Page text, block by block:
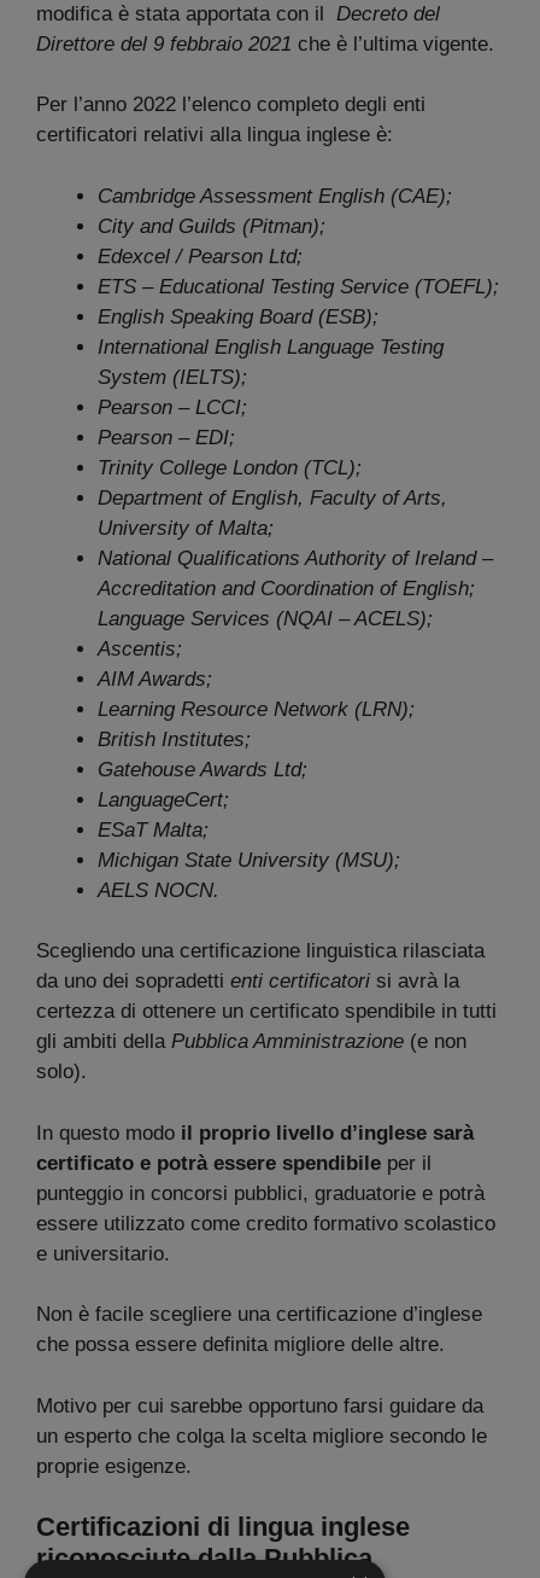
modifica è stata apportata con il Decreto del
Direttore del 9 febbraio 2021 che è l’ultima vigente.
Per l’anno 2022 l’elenco completo degli enti
certificatori relativi alla lingua inglese è:
Cambridge Assessment English (CAE);
City and Guilds (Pitman);
Edexcel / Pearson Ltd;
ETS – Educational Testing Service (TOEFL);
English Speaking Board (ESB);
International English Language Testing
System (IELTS);
Pearson – LCCI;
Pearson – EDI;
Trinity College London (TCL);
Department of English, Faculty of Arts,
University of Malta;
National Qualifications Authority of Ireland –
Accreditation and Coordination of English;
Language Services (NQAI – ACELS);
Ascentis;
AIM Awards;
Learning Resource Network (LRN);
British Institutes;
Gatehouse Awards Ltd;
LanguageCert;
ESaT Malta;
Michigan State University (MSU);
AELS NOCN.
Scegliendo una certificazione linguistica rilasciata
da uno dei sopradetti enti certificatori si avrà la
certezza di ottenere un certificato spendibile in tutti
gli ambiti dellaPubblica Amministrazione (e non
solo).
In questo modo il proprio livello d’inglese sarà
certificato e potrà essere spendibile per il
punteggio in concorsi pubblici, graduatorie e potrà
essere utilizzato come credito formativo scolastico
e universitario.
Non è facile scegliere una certificazione d’inglese
che possa essere definita migliore delle altre.
Motivo per cui sarebbe opportuno farsi guidare da
un esperto che colga la scelta migliore secondo le
proprie esigenze.
Certificazioni di lingua inglese
riconosciute dalla Pubblica